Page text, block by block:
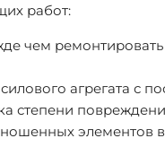
работ:
чем ремонтировать
агрегата с
степени
элементов